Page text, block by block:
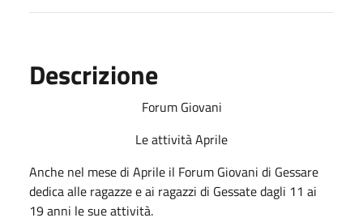
Descrizione
Forum Giovani
Le attività Aprile
Anche nel mese di Aprile il Forum Giovani di Gessare
dedica alle ragazze e ai ragazzi di Gessate dagli 11 ai
19 anni le sue attività.